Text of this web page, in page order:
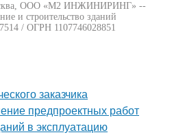
ООО «М2 ИНЖИНИРИНГ» --
и строительство зданий
/ ОГРН 1107746028851
заказчика
предпроектных работ
в эксплуатацию